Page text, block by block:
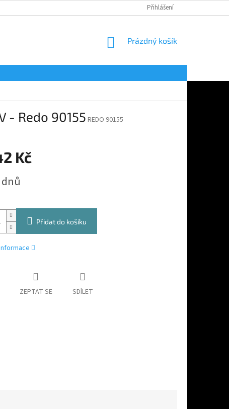
Přihlášení
NÁKUPNÍ
Prázdný košík
- Redo 90155 REDO 90155
Kč
dnů
Přidat do košíku
ZEPTAT SE SDÍLET